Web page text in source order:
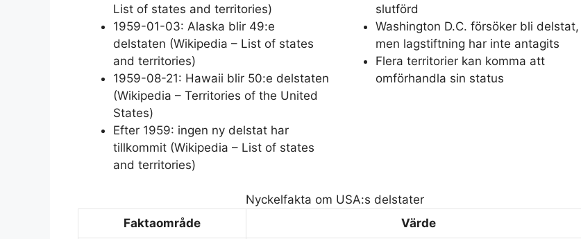
List of states and territories)
1959-01-03: Alaska blir 49:e
delstaten (Wikipedia – List of states
and territories)
1959-08-21: Hawaii blir 50:e delstaten
(Wikipedia – Territories of the United
States)
Efter 1959: ingen ny delstat har
tillkommit (Wikipedia – List of states
and territories)
slutförd
Washington D.C. försöker bli delstat,
men lagstiftning har inte antagits
Flera territorier kan komma att
omförhandla sin status
Nyckelfakta om USA:s delstater
Faktaområde
Värde